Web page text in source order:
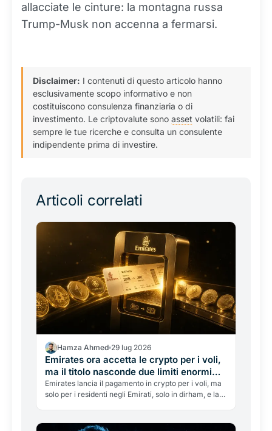
allacciate le cinture: la montagna russa
Trump-Musk non accenna a fermarsi.
Disclaimer: I contenuti di questo articolo hanno
esclusivamente scopo informativo e non
costituiscono consulenza finanziaria o di
investimento. Le criptovalute sono asset volatili: fai
sempre le tue ricerche e consulta un consulente
indipendente prima di investire.
Articoli correlati
Hamza Ahmed 29 lug 2026
Emirates ora accetta le crypto per i voli,
ma il titolo nasconde due limiti enormi
che quasi nessuno racconta
Emirates lancia il pagamento in crypto per i voli, ma
solo per i residenti negli Emirati, solo in dirham, e la